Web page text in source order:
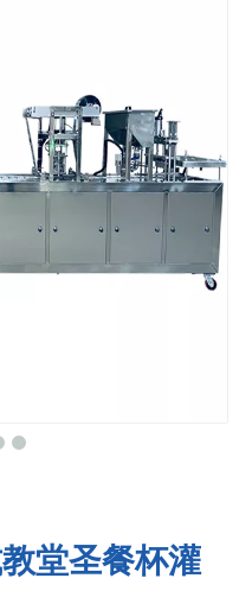
堂圣餐杯灌